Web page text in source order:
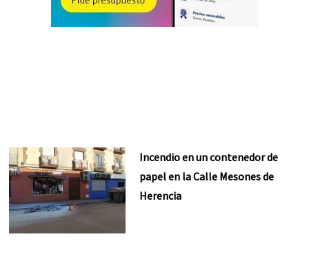
Incendio en un contenedor de
papel en la Calle Mesones de
Herencia